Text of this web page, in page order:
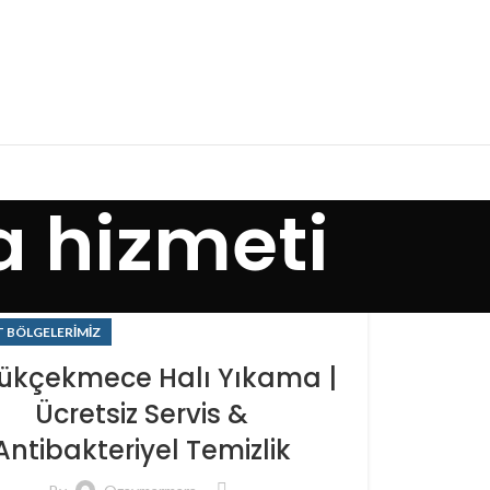
hizmeti
BÖLGELERIMIZ
Halı Yıkama |
Ücretsiz Servis &
Temizlik